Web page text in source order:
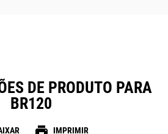
DE PRODUTO PARA
BR120
IMPRIMIR